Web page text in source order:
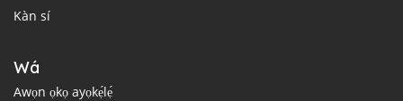
Kàn sí
Wá
Awọn ọkọ ayọkẹ́lẹ́